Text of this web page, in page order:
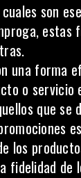
son
una forma
o servicio
que se
los
fidelidad de